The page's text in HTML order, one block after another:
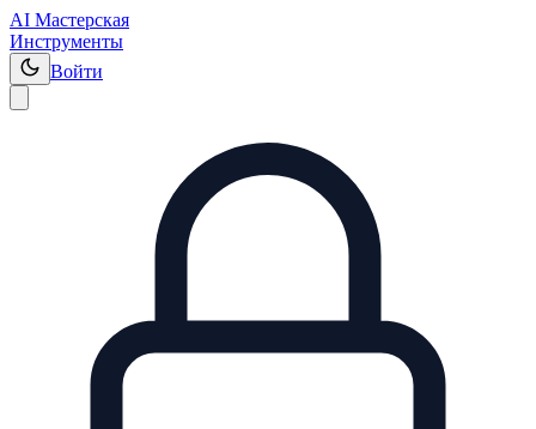
AI Мастерская
Инструменты
Войти